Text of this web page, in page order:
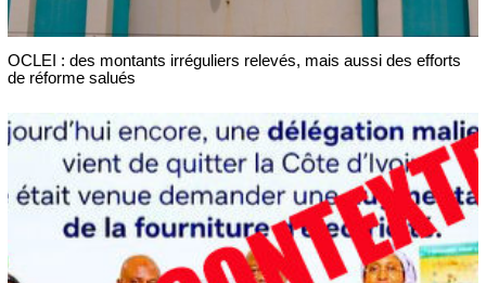
OCLEI : des montants irréguliers relevés, mais aussi des efforts
de réforme salués